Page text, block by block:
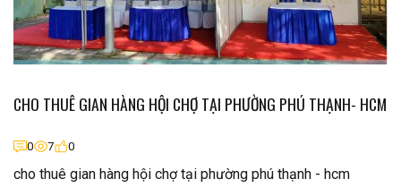
CHO THUÊ GIAN HÀNG HỘI CHỢ TẠI PHƯỜNG PHÚ THẠNH- HCM
0 7 0
cho thuê gian hàng hội chợ tại phường phú thạnh - hcm